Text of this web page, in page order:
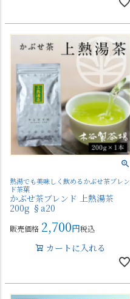
熱湯でも美味しく飲めるかぶせ茶ブレン
ド茶葉
かぶせ茶ブレンド 上熱湯茶
200g §a20
販売価格 2,700 税込
カートに入れる